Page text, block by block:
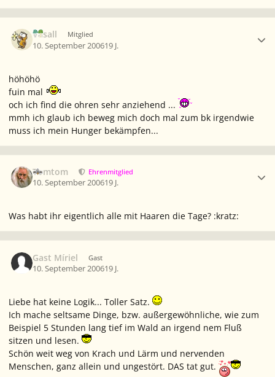
Vasall Mitglied
10. September 200619 J.
höhöhö
fuin mal
och ich find die ohren sehr anziehend ...
mmh ich glaub ich beweg mich doch mal zum bk irgendwie
muss ich mein Hunger bekämpfen...
Tomtom Ehrenmitglied
10. September 200619 J.
Was habt ihr eigentlich alle mit Haaren die Tage? :kratz:
Gast Míriel Gast
10. September 200619 J.
Liebe hat keine Logik... Toller Satz.
Ich mache seltsame Dinge, bzw. außergewöhnliche, wie zum
Beispiel 5 Stunden lang tief im Wald an irgend nem Fluß
sitzen und lesen.
Schön weit weg von Krach und Lärm und nervenden
Menschen, ganz allein und ungestört. DAS tat gut.